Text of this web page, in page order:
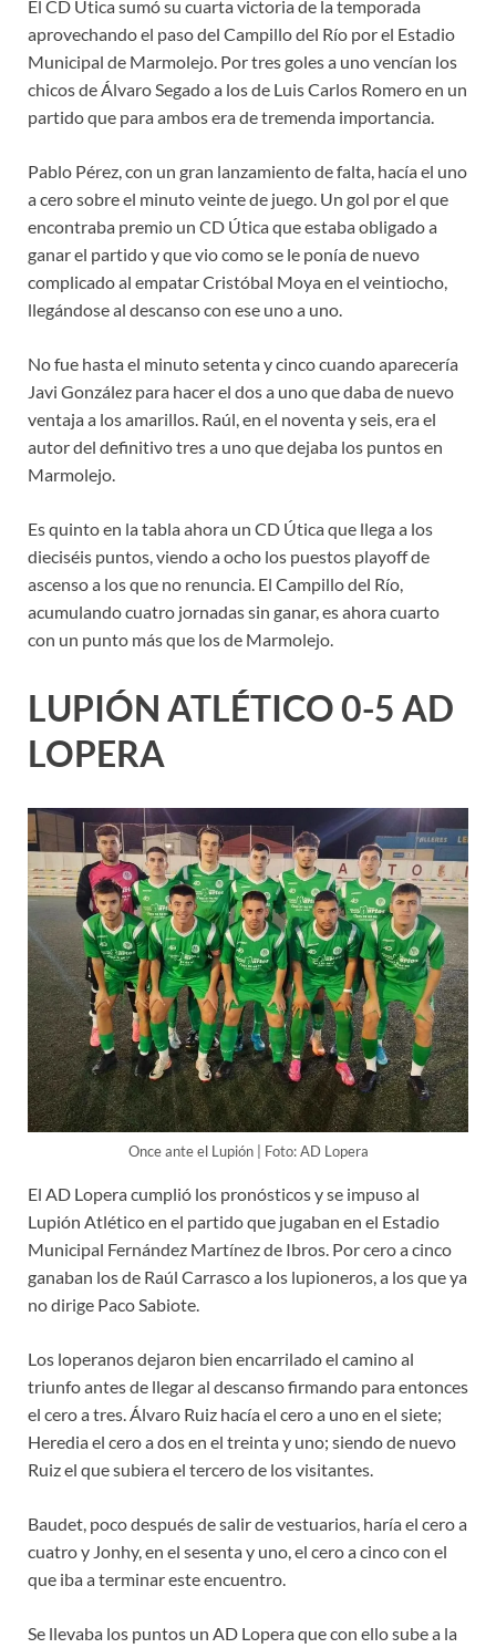
El CD Útica sumó su cuarta victoria de la temporada
aprovechando el paso del Campillo del Río por el Estadio
Municipal de Marmolejo. Por tres goles a uno vencían los
chicos de Álvaro Segado a los de Luis Carlos Romero en un
partido que para ambos era de tremenda importancia.
Pablo Pérez, con un gran lanzamiento de falta, hacía el uno
a cero sobre el minuto veinte de juego. Un gol por el que
encontraba premio un CD Útica que estaba obligado a
ganar el partido y que vio como se le ponía de nuevo
complicado al empatar Cristóbal Moya en el veintiocho,
llegándose al descanso con ese uno a uno.
No fue hasta el minuto setenta y cinco cuando aparecería
Javi González para hacer el dos a uno que daba de nuevo
ventaja a los amarillos. Raúl, en el noventa y seis, era el
autor del definitivo tres a uno que dejaba los puntos en
Marmolejo.
Es quinto en la tabla ahora un CD Útica que llega a los
dieciséis puntos, viendo a ocho los puestos playoff de
ascenso a los que no renuncia. El Campillo del Río,
acumulando cuatro jornadas sin ganar, es ahora cuarto
con un punto más que los de Marmolejo.
LUPIÓN ATLÉTICO 0-5 AD
LOPERA
Once ante el Lupión | Foto: AD Lopera
El AD Lopera cumplió los pronósticos y se impuso al
Lupión Atlético en el partido que jugaban en el Estadio
Municipal Fernández Martínez de Ibros. Por cero a cinco
ganaban los de Raúl Carrasco a los lupioneros, a los que ya
no dirige Paco Sabiote.
Los loperanos dejaron bien encarrilado el camino al
triunfo antes de llegar al descanso firmando para entonces
el cero a tres. Álvaro Ruiz hacía el cero a uno en el siete;
Heredia el cero a dos en el treinta y uno; siendo de nuevo
Ruiz el que subiera el tercero de los visitantes.
Baudet, poco después de salir de vestuarios, haría el cero a
cuatro y Jonhy, en el sesenta y uno, el cero a cinco con el
que iba a terminar este encuentro.
Se llevaba los puntos un AD Lopera que con ello sube a la